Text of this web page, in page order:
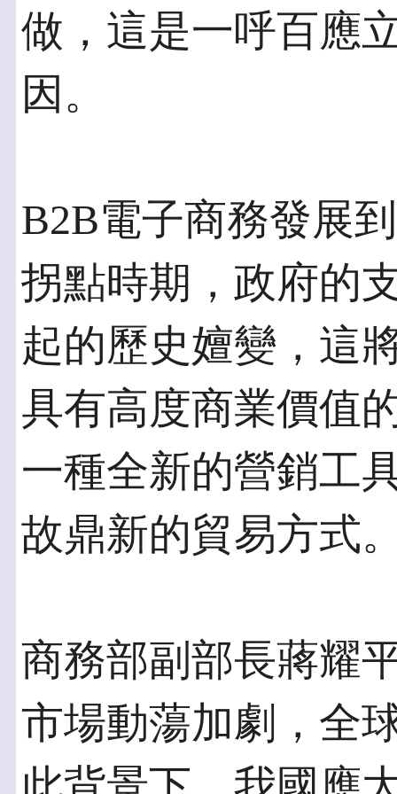
做，這是一呼百應
因。
B2B電子商務發展
拐點時期，政府的
起的歷史嬗變，這
具有高度商業價值
一種全新的營銷工
故鼎新的貿易方式
商務部副部長蔣耀
市場動蕩加劇，全